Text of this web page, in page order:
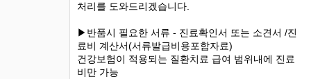
처리를 도와드리겠습니다.
▶반품시 필요한 서류 - 진료확인서 또는 소견서 /진
료비 계산서(서류발급비용포함자료)
건강보험이 적용되는 질환치료 급여 범위내에 진료
비만 가능